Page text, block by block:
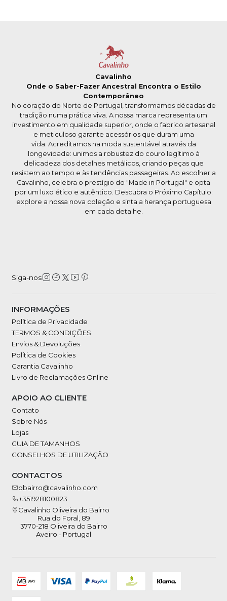
Cavalinho
Onde o Saber-Fazer Ancestral Encontra o Estilo
Contemporâneo
No coração do Norte de Portugal, transformamos décadas de
tradição numa prática viva. A nossa marca representa um
investimento em qualidade superior, onde o fabrico artesanal
e meticuloso garante acessórios que duram uma
vida. Acreditamos na moda sustentável através da
longevidade: unimos a robustez do couro legítimo à
delicadeza dos detalhes metálicos, criando peças que
resistem ao tempo e às tendências passageiras. Ao escolher a
Cavalinho, celebra o prestígio do "Made in Portugal" e opta
por um luxo ético e autêntico. Descubra o Próximo Capítulo:
explore a nossa nova coleção e sinta a herança portuguesa
em cada detalhe.
Siga-nos
INFORMAÇÕES
Política de Privacidade
TERMOS & CONDIÇÕES
Envios & Devoluções
Política de Cookies
Garantia Cavalinho
Livro de Reclamações Online
APOIO AO CLIENTE
Contato
Sobre Nós
Lojas
GUIA DE TAMANHOS
CONSELHOS DE UTILIZAÇÃO
CONTACTOS
obairro@cavalinho.com
+351928100823
Cavalinho Oliveira do Bairro
Rua do Foral, 89
3770-218 Oliveira do Bairro
Aveiro - Portugal